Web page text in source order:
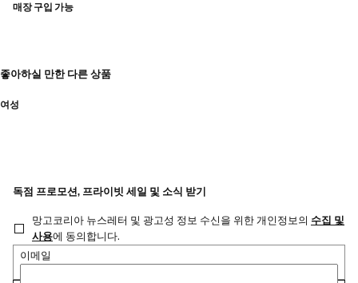
매장 구입 가능
좋아하실 만한 다른 상품
여성
독점 프로모션, 프라이빗 세일 및 소식 받기
망고코리아 뉴스레터 및 광고성 정보 수신을 위한 개인정보의 수집 및
사용에 동의합니다.
이메일